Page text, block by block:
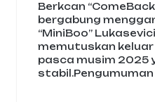
Berkcan
bergabung
“MiniBoo”
memutuskan
pasca musim 2025
stabil.Pengumuman